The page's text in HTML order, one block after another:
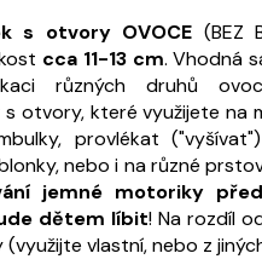
s otvory OVOCE (BEZ
cca 11-13 cm. Vhodná
různých druhů
otvory, které využijete na
provlékat
nebo i na různé
jemné motoriky
dětem líbit! Na rozdíl
vlastní, nebo z